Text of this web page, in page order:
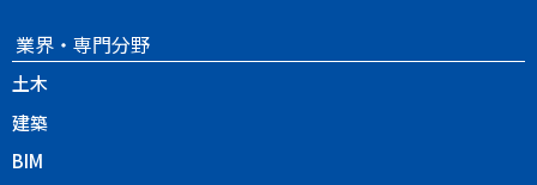
業界・専門分野
土木
建築
BIM